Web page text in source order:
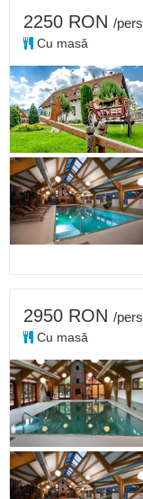
2250 RON /pers
Cu masă
2950 RON /pers
Cu masă